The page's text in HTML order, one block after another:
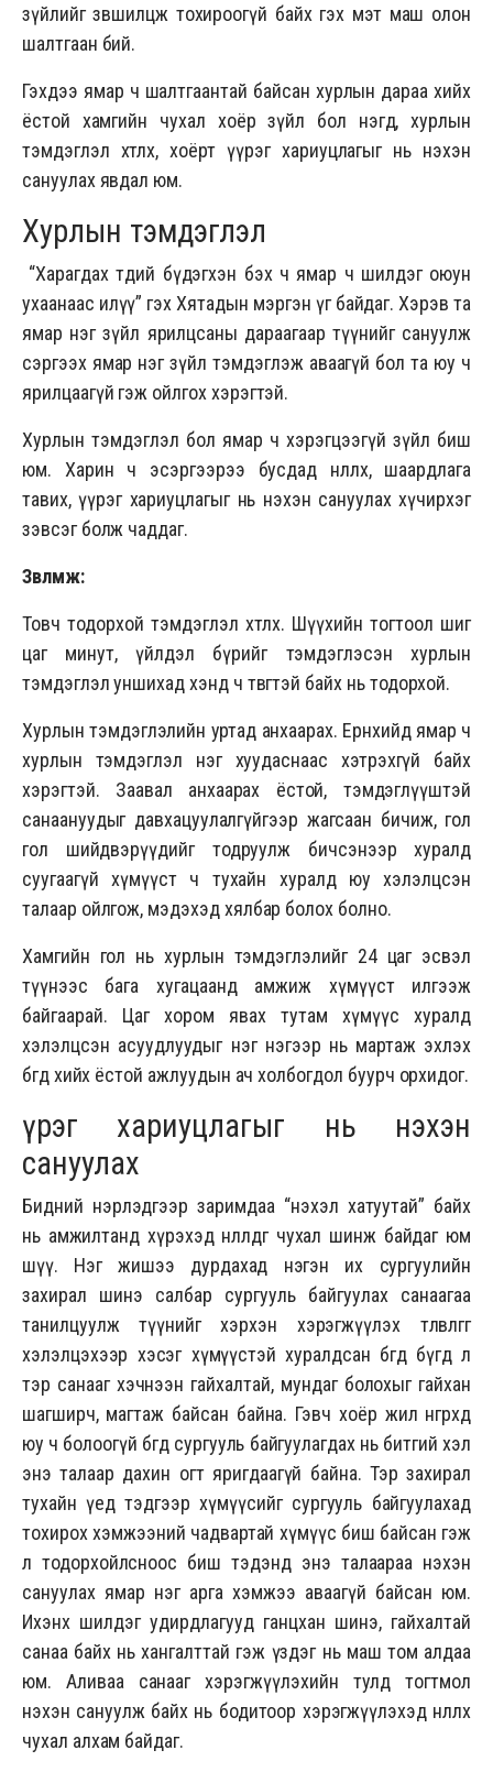
зүйлийг зөвшилцөж тохироогүй байх гэх мэт маш олон
шалтгаан бий.
Гэхдээ ямар ч шалтгаантай байсан хурлын дараа хийх
ёстой хамгийн чухал хоёр зүйл бол нэгд, хурлын
тэмдэглэл хөтлөх, хоёрт үүрэг хариуцлагыг нь нэхэн
сануулах явдал юм.
Хурлын тэмдэглэл
“Харагдах төдий бүдэгхэн бэх ч ямар ч шилдэг оюун
ухаанаас илүү” гэх Хятадын мэргэн үг байдаг. Хэрэв та
ямар нэг зүйл ярилцсаны дараагаар түүнийг сануулж
сэргээх ямар нэг зүйл тэмдэглэж аваагүй бол та юу ч
ярилцаагүй гэж ойлгох хэрэгтэй.
Хурлын тэмдэглэл бол ямар ч хэрэгцээгүй зүйл биш
юм. Харин ч эсэргээрээ бусдад нөлөөлөх, шаардлага
тавих, үүрэг хариуцлагыг нь нэхэн сануулах хүчирхэг
зэвсэг болж чаддаг.
Зөвлөмж:
Товч тодорхой тэмдэглэл хөтлөх. Шүүхийн тогтоол шиг
цаг минут, үйлдэл бүрийг тэмдэглэсэн хурлын
тэмдэглэл уншихад хэнд ч төвөгтэй байх нь тодорхой.
Хурлын тэмдэглэлийн уртад анхаарах. Ерөнхийдөө ямар ч
хурлын тэмдэглэл нэг хуудаснаас хэтрэхгүй байх
хэрэгтэй. Заавал анхаарах ёстой, тэмдэглүүштэй
санаануудыг давхацуулалгүйгээр жагсаан бичиж, гол
гол шийдвэрүүдийг тодруулж бичсэнээр хуралд
суугаагүй хүмүүст ч тухайн хуралд юу хэлэлцсэн
талаар ойлгож, мэдэхэд хялбар болох болно.
Хамгийн гол нь хурлын тэмдэглэлийг 24 цаг эсвэл
түүнээс бага хугацаанд амжиж хүмүүст илгээж
байгаарай. Цаг хором явах тутам хүмүүс хуралд
хэлэлцсэн асуудлуудыг нэг нэгээр нь мартаж эхлэх
бөгөөд хийх ёстой ажлуудын ач холбогдол буурч орхидог.
Үүрэг хариуцлагыг нь нэхэн
сануулах
Бидний нэрлэдгээр заримдаа “нэхэл хатуутай” байх
нь амжилтанд хүрэхэд нөлөөлдөг чухал шинж байдаг юм
шүү. Нэг жишээ дурдахад нэгэн их сургуулийн
захирал шинэ салбар сургууль байгуулах санаагаа
танилцуулж түүнийг хэрхэн хэрэгжүүлэх төлөвлөгөөгөө
хэлэлцэхээр хэсэг хүмүүстэй хуралдсан бөгөөд бүгд л
тэр санааг хэчнээн гайхалтай, мундаг болохыг гайхан
шагширч, магтаж байсан байна. Гэвч хоёр жил өнгөрөхөд
юу ч болоогүй бөгөөд сургууль байгуулагдах нь битгий хэл
энэ талаар дахин огт яригдаагүй байна. Тэр захирал
тухайн үед тэдгээр хүмүүсийг сургууль байгуулахад
тохирох хэмжээний чадвартай хүмүүс биш байсан гэж
л тодорхойлсноос биш тэдэнд энэ талаараа нэхэн
сануулах ямар нэг арга хэмжээ аваагүй байсан юм.
Ихэнх шилдэг удирдлагууд ганцхан шинэ, гайхалтай
санаа байх нь хангалттай гэж үздэг нь маш том алдаа
юм. Аливаа санааг хэрэгжүүлэхийн тулд тогтмол
нэхэн сануулж байх нь бодитоор хэрэгжүүлэхэд нөлөөлөх
чухал алхам байдаг.